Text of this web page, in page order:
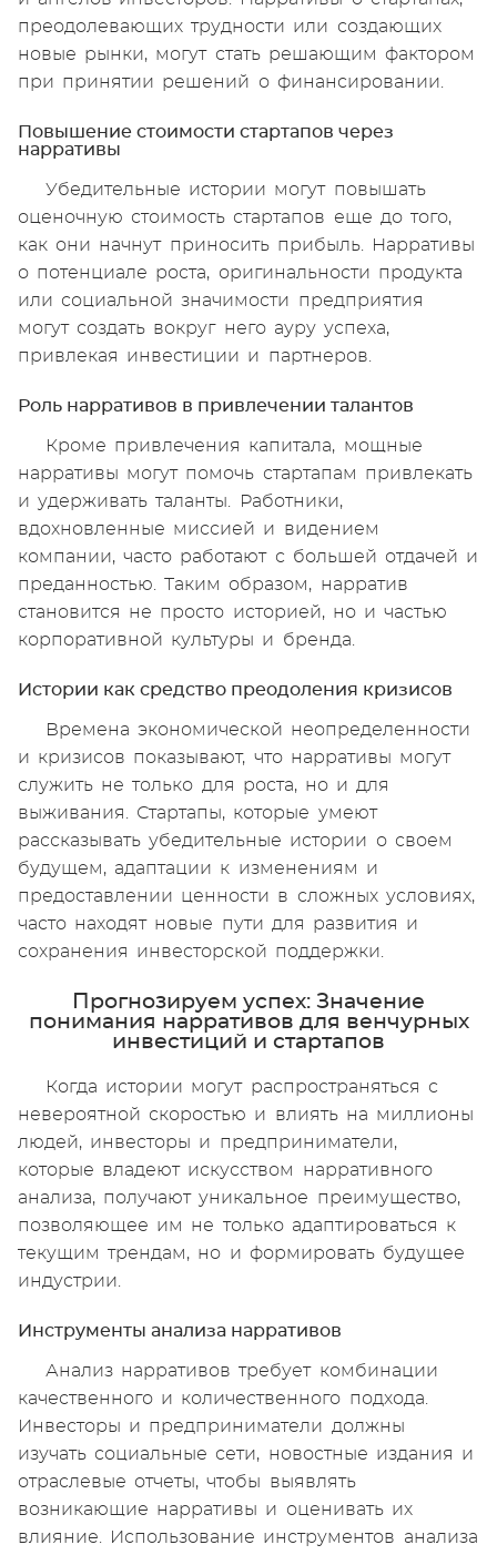
преодолевающих трудности или создающих
новые рынки, могут стать решающим фактором
при принятии решений о финансировании.
Повышение стоимости стартапов через
нарративы
Убедительные истории могут повышать
оценочную стоимость стартапов еще до того,
как они начнут приносить прибыль. Нарративы
о потенциале роста, оригинальности продукта
или социальной значимости предприятия
могут создать вокруг него ауру успеха,
привлекая инвестиции и партнеров.
Роль нарративов в привлечении талантов
Кроме привлечения капитала, мощные
нарративы могут помочь стартапам привлекать
и удерживать таланты. Работники,
вдохновленные миссией и видением
компании, часто работают с большей отдачей и
преданностью. Таким образом, нарратив
становится не просто историей, но и частью
корпоративной культуры и бренда.
Истории как средство преодоления кризисов
Времена экономической неопределенности
и кризисов показывают, что нарративы могут
служить не только для роста, но и для
выживания. Стартапы, которые умеют
рассказывать убедительные истории о своем
будущем, адаптации к изменениям и
предоставлении ценности в сложных условиях,
часто находят новые пути для развития и
сохранения инвесторской поддержки.
Прогнозируем успех: Значение
понимания нарративов для венчурных
инвестиций и стартапов
Когда истории могут распространяться с
невероятной скоростью и влиять на миллионы
людей, инвесторы и предприниматели,
которые владеют искусством нарративного
анализа, получают уникальное преимущество,
позволяющее им не только адаптироваться к
текущим трендам, но и формировать будущее
индустрии.
Инструменты анализа нарративов
Анализ нарративов требует комбинации
качественного и количественного подхода.
Инвесторы и предприниматели должны
изучать социальные сети, новостные издания и
отраслевые отчеты, чтобы выявлять
возникающие нарративы и оценивать их
влияние. Использование инструментов анализа